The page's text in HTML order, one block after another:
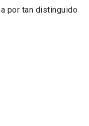
por tan distinguido